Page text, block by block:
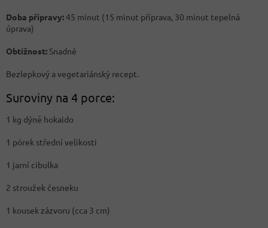
Doba přípravy:45 minut (15 minut příprava, 30 minut tepelná
úprava)
Obtížnost: Snadné
Bezlepkový a vegetariánský recept.
Suroviny na 4 porce:
1 kg dýně hokaido
1 pórek střední velikosti
1 jarní cibulka
2 stroužek česneku
1 kousek zázvoru (cca 3 cm)